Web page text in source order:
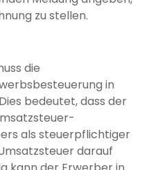
zu stellen.
die
in
bedeutet, dass der
als steuerpflichtiger
darauf